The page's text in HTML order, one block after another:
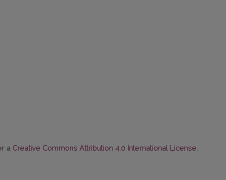
a Creative Commons Attribution 4.0 International License